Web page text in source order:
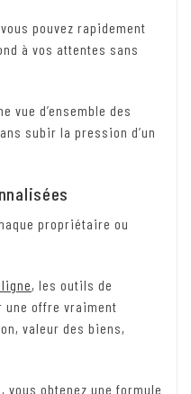
pouvez rapidement
à vos attentes sans
vue d’ensemble des
subir la pression d’un
propriétaire ou
, les outils de
une offre vraiment
valeur des biens,
vous obtenez une formule